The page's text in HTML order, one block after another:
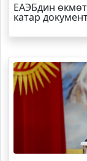
ЕАЭБдин
катар